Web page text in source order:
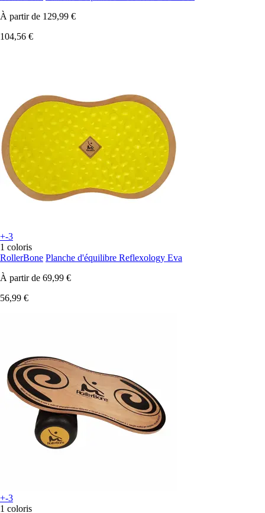
À partir de 129,99 €
104,56 €
+-3
1 coloris
RollerBone Planche d'équilibre Reflexology Eva
À partir de 69,99 €
56,99 €
+-3
1 coloris